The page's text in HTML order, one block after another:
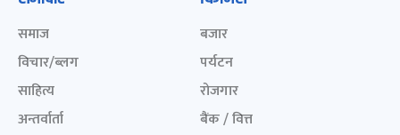
समाज
विचार/ब्लग
साहित्य
अन्तर्वार्ता
बजार
पर्यटन
रोजगार
बैंक / वित्त